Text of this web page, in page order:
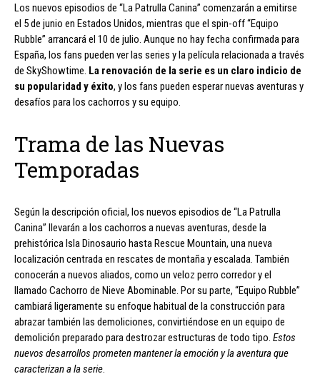
Los nuevos episodios de “La Patrulla Canina” comenzarán a emitirse
el 5 de junio en Estados Unidos, mientras que el spin-off “Equipo
Rubble” arrancará el 10 de julio. Aunque no hay fecha confirmada para
España, los fans pueden ver las series y la película relacionada a través
de SkyShowtime. La renovación de la serie es un claro indicio de
su popularidad y éxito, y los fans pueden esperar nuevas aventuras y
desafíos para los cachorros y su equipo.
Trama de las Nuevas
Temporadas
Según la descripción oficial, los nuevos episodios de “La Patrulla
Canina” llevarán a los cachorros a nuevas aventuras, desde la
prehistórica Isla Dinosaurio hasta Rescue Mountain, una nueva
localización centrada en rescates de montaña y escalada. También
conocerán a nuevos aliados, como un veloz perro corredor y el
llamado Cachorro de Nieve Abominable. Por su parte, “Equipo Rubble”
cambiará ligeramente su enfoque habitual de la construcción para
abrazar también las demoliciones, convirtiéndose en un equipo de
demolición preparado para destrozar estructuras de todo tipo. Estos
nuevos desarrollos prometen mantener la emoción y la aventura que
caracterizan a la serie.